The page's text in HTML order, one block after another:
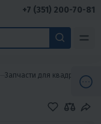
+7 (351) 200-70-81
Запчасти для